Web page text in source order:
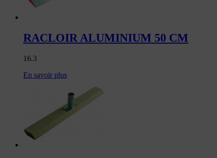
RACLOIR ALUMINIUM 50 CM
16.3
En savoir plus